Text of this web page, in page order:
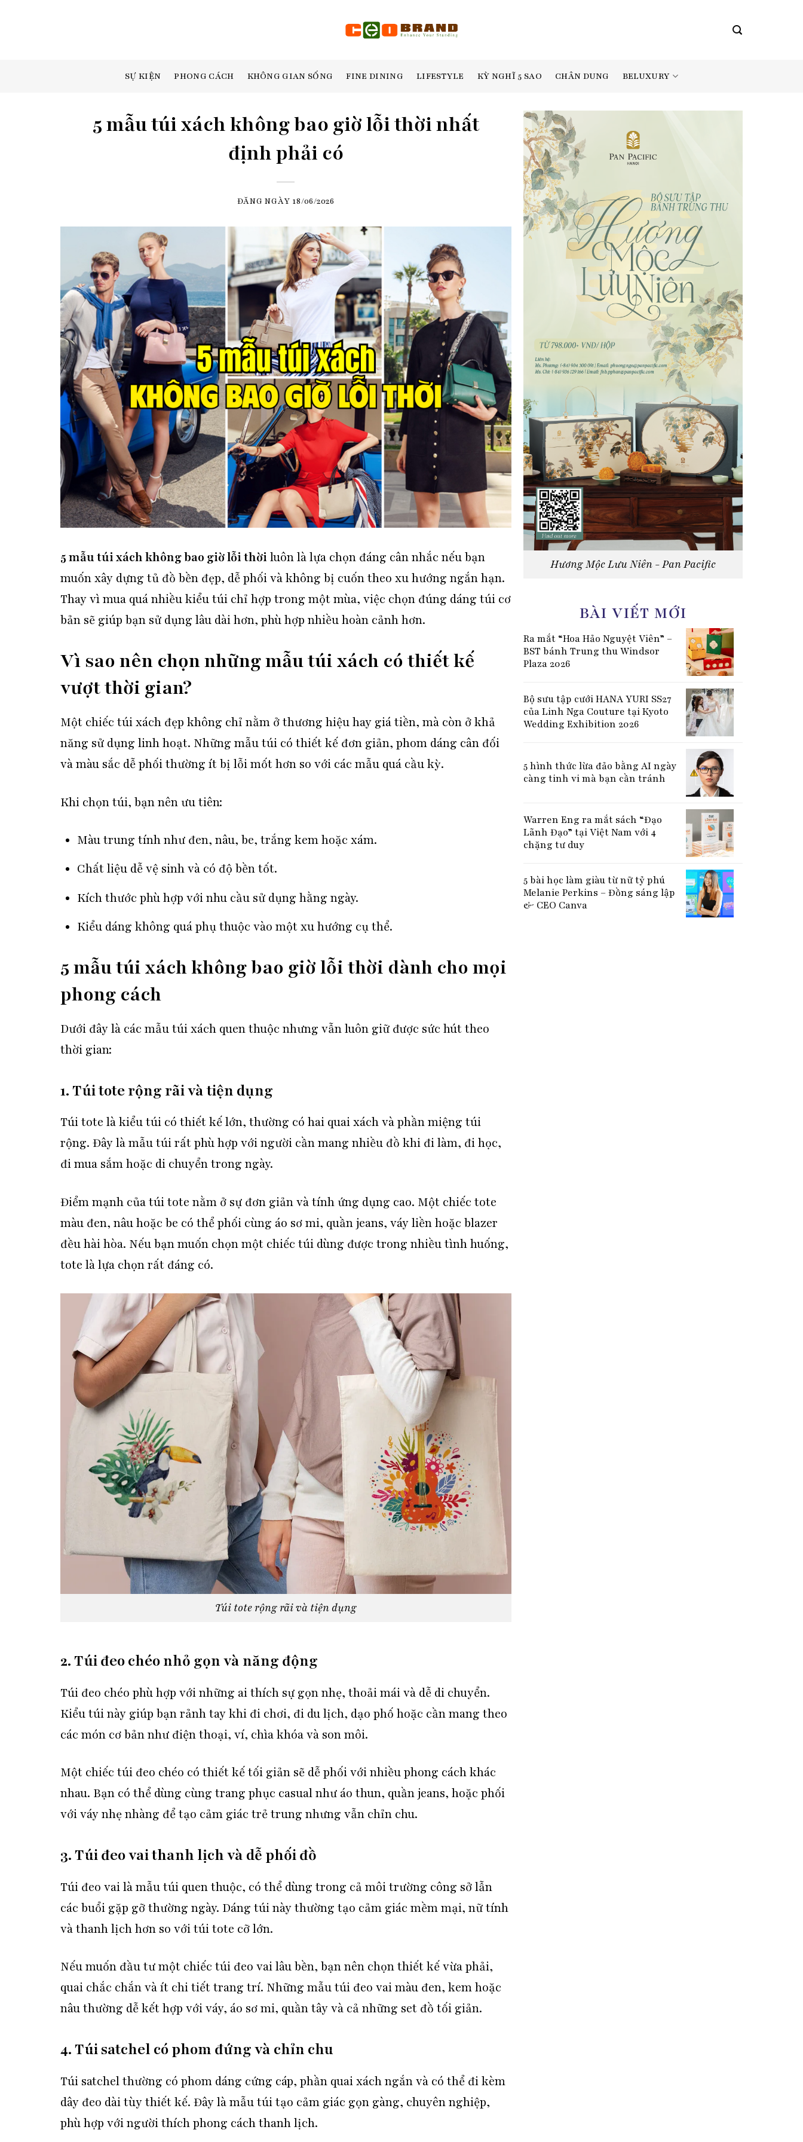
SỰ KIỆN PHONG CÁCH KHÔNG GIAN SỐNG FINE DINING LIFESTYLE KỲ NGHĨ 5 SAO CHÂN DUNG BELUXURY
5 mẫu túi xách không bao giờ lỗi thời nhất
định phải có
ĐĂNG NGÀY 18/06/2026
5 mẫu túi xách không bao giờ lỗi thờiluôn là lựa chọn đáng cân nhắc nếu bạn
muốn xây dựng tủ đồ bền đẹp, dễ phối và không bị cuốn theo xu hướng ngắn hạn.
Thay vì mua quá nhiều kiểu túi chỉ hợp trong một mùa, việc chọn đúng dáng túi cơ
bản sẽ giúp bạn sử dụng lâu dài hơn, phù hợp nhiều hoàn cảnh hơn.
Vì sao nên chọn những mẫu túi xách có thiết kế
vượt thời gian?
Một chiếc túi xách đẹp không chỉ nằm ở thương hiệu hay giá tiền, mà còn ở khả
năng sử dụng linh hoạt. Những mẫu túi có thiết kế đơn giản, phom dáng cân đối
và màu sắc dễ phối thường ít bị lỗi mốt hơn so với các mẫu quá cầu kỳ.
Khi chọn túi, bạn nên ưu tiên:
Màu trung tính như đen, nâu, be, trắng kem hoặc xám.
Chất liệu dễ vệ sinh và có độ bền tốt.
Kích thước phù hợp với nhu cầu sử dụng hằng ngày.
Kiểu dáng không quá phụ thuộc vào một xu hướng cụ thể.
5 mẫu túi xách không bao giờ lỗi thời dành cho mọi
phong cách
Dưới đây là các mẫu túi xách quen thuộc nhưng vẫn luôn giữ được sức hút theo
thời gian:
1. Túi tote rộng rãi và tiện dụng
Túi tote là kiểu túi có thiết kế lớn, thường có hai quai xách và phần miệng túi
rộng. Đây là mẫu túi rất phù hợp với người cần mang nhiều đồ khi đi làm, đi học,
đi mua sắm hoặc di chuyển trong ngày.
Điểm mạnh của túi tote nằm ở sự đơn giản và tính ứng dụng cao. Một chiếc tote
màu đen, nâu hoặc be có thể phối cùng áo sơ mi, quần jeans, váy liền hoặc blazer
đều hài hòa. Nếu bạn muốn chọn một chiếc túi dùng được trong nhiều tình huống,
tote là lựa chọn rất đáng có.
Túi tote rộng rãi và tiện dụng
2. Túi đeo chéo nhỏ gọn và năng động
Túi đeo chéo phù hợp với những ai thích sự gọn nhẹ, thoải mái và dễ di chuyển.
Kiểu túi này giúp bạn rảnh tay khi đi chơi, đi du lịch, dạo phố hoặc cần mang theo
các món cơ bản như điện thoại, ví, chìa khóa và son môi.
Một chiếc túi đeo chéo có thiết kế tối giản sẽ dễ phối với nhiều phong cách khác
nhau. Bạn có thể dùng cùng trang phục casual như áo thun, quần jeans, hoặc phối
với váy nhẹ nhàng để tạo cảm giác trẻ trung nhưng vẫn chỉn chu.
3. Túi đeo vai thanh lịch và dễ phối đồ
Túi đeo vai là mẫu túi quen thuộc, có thể dùng trong cả môi trường công sở lẫn
các buổi gặp gỡ thường ngày. Dáng túi này thường tạo cảm giác mềm mại, nữ tính
và thanh lịch hơn so với túi tote cỡ lớn.
Nếu muốn đầu tư một chiếc túi đeo vai lâu bền, bạn nên chọn thiết kế vừa phải,
quai chắc chắn và ít chi tiết trang trí. Những mẫu túi đeo vai màu đen, kem hoặc
nâu thường dễ kết hợp với váy, áo sơ mi, quần tây và cả những set đồ tối giản.
4. Túi satchel có phom đứng và chỉn chu
Túi satchel thường có phom dáng cứng cáp, phần quai xách ngắn và có thể đi kèm
dây đeo dài tùy thiết kế. Đây là mẫu túi tạo cảm giác gọn gàng, chuyên nghiệp,
phù hợp với người thích phong cách thanh lịch.
Hương Mộc Lưu Niên - Pan Pacific
BÀI VIẾT MỚI
Ra mắt “Hoa Hảo Nguyệt Viên” –
BST bánh Trung thu Windsor
Plaza 2026
Bộ sưu tập cưới HANA YURI SS27
của Linh Nga Couture tại Kyoto
Wedding Exhibition 2026
5 hình thức lừa đảo bằng AI ngày
càng tinh vi mà bạn cần tránh
Warren Eng ra mắt sách “Đạo
Lãnh Đạo” tại Việt Nam với 4
chặng tư duy
5 bài học làm giàu từ nữ tỷ phú
Melanie Perkins – Đồng sáng lập
& CEO Canva